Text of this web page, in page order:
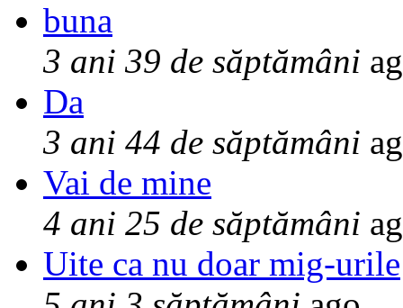
buna
3 ani 39 de săptămâni
Da
3 ani 44 de săptămâni
Vai de mine
4 ani 25 de săptămâni
Uite ca nu doar mig-urile